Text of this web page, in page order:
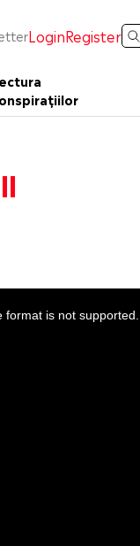
LoginRegister
is not supported.